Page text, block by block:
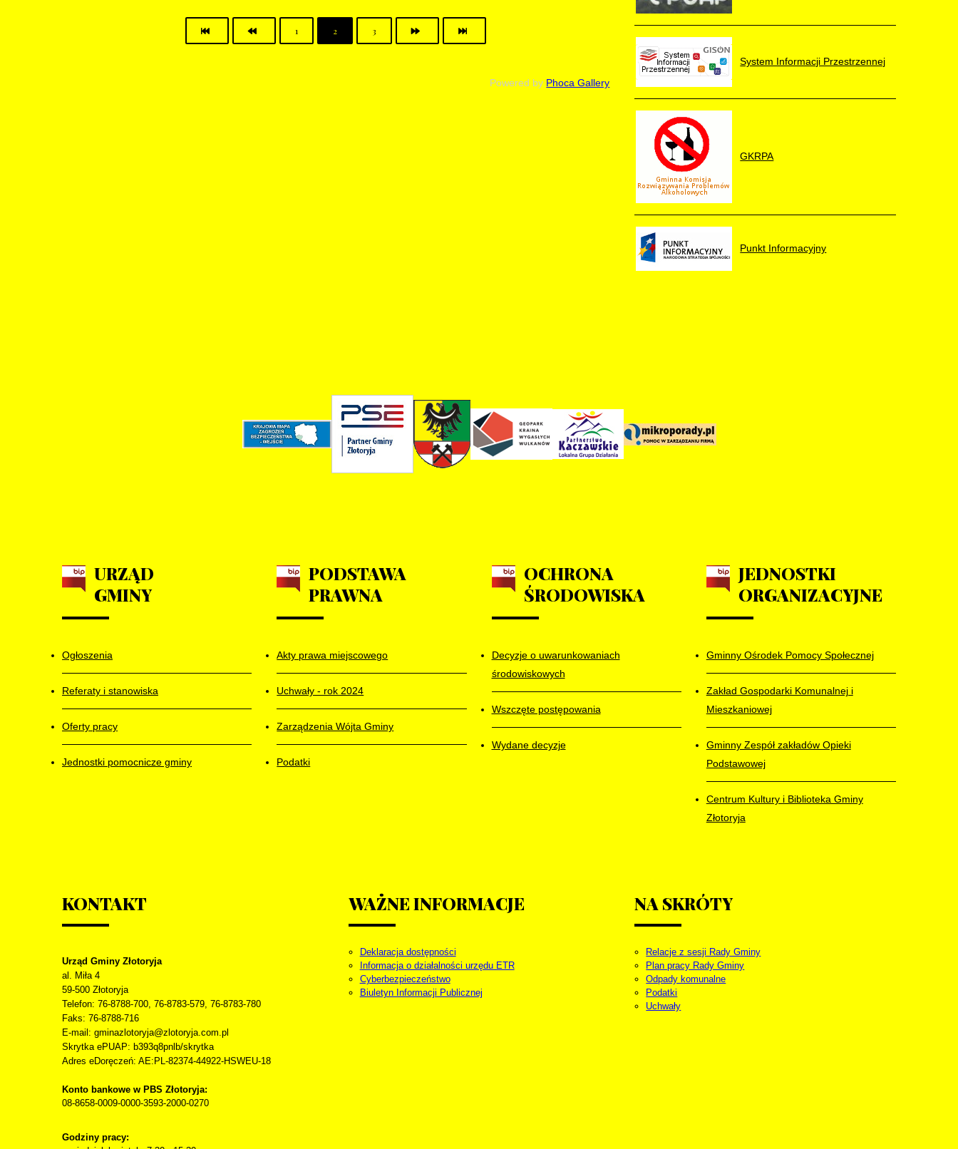
1 2 3
Powered by Phoca Gallery
System Informacji Przestrzennej
GKRPA
Punkt Informacyjny
URZĄD
GMINY
Ogłoszenia
Referaty i stanowiska
Oferty pracy
Jednostki pomocnicze gminy
PODSTAWA
PRAWNA
Akty prawa miejscowego
Uchwały - rok 2024
Zarządzenia Wójta Gminy
Podatki
OCHRONA
ŚRODOWISKA
Decyzje o uwarunkowaniach
środowiskowych
Wszczęte postępowania
Wydane decyzje
JEDNOSTKI
ORGANIZACYJNE
Gminny Ośrodek Pomocy Społecznej
Zakład Gospodarki Komunalnej i
Mieszkaniowej
Gminny Zespół zakładów Opieki
Podstawowej
Centrum Kultury i Biblioteka Gminy
Złotoryja
KONTAKT
Urząd Gminy Złotoryja
al. Miła 4
59-500 Złotoryja
Telefon: 76-8788-700, 76-8783-579, 76-8783-780
Faks: 76-8788-716
E-mail: gminazlotoryja@zlotoryja.com.pl
Skrytka ePUAP: b393q8pnlb/skrytka
Adres eDoręczeń: AE:PL-82374-44922-HSWEU-18
Konto bankowe w PBS Złotoryja:
08-8658-0009-0000-3593-2000-0270
Godziny pracy:
WAŻNEINFORMACJE
Deklaracja dostępności
Informacja o działalności urzędu ETR
Cyberbezpieczeństwo
Biuletyn Informacji Publicznej
NA SKRÓTY
Relacje z sesji Rady Gminy
Plan pracy Rady Gminy
Odpady komunalne
Podatki
Uchwały